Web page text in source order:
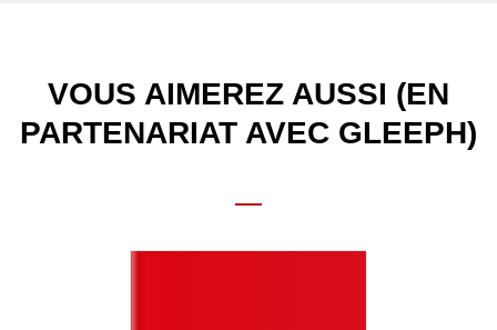
VOUS AIMEREZ AUSSI (EN
PARTENARIAT AVEC GLEEPH)